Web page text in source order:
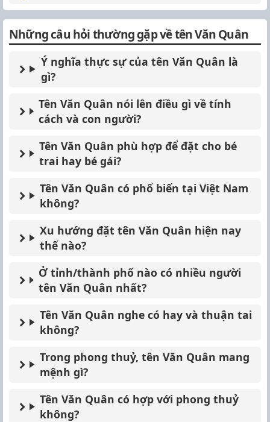
Những câu hỏi thường gặp về tên Văn Quân
Ý nghĩa thực sự của tên Văn Quân là
gì?
Tên Văn Quân nói lên điều gì về tính
cách và con người?
Tên Văn Quân phù hợp để đặt cho bé
trai hay bé gái?
Tên Văn Quân có phổ biến tại Việt Nam
không?
Xu hướng đặt tên Văn Quân hiện nay
thế nào?
Ở tỉnh/thành phố nào có nhiều người
tên Văn Quân nhất?
Tên Văn Quân nghe có hay và thuận tai
không?
Trong phong thuỷ, tên Văn Quân mang
mệnh gì?
Tên Văn Quân có hợp với phong thuỷ
không?